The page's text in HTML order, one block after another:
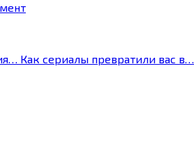
Как сериалы превратили вас в…